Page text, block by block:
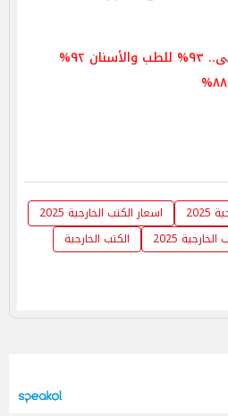
نتيجة تنسيق المرحلة الأولى.. ٩٣% للطب والأسنان ٩٢%
اسعار الكتب الخارجية 2025
2025
الكتب الخارجية